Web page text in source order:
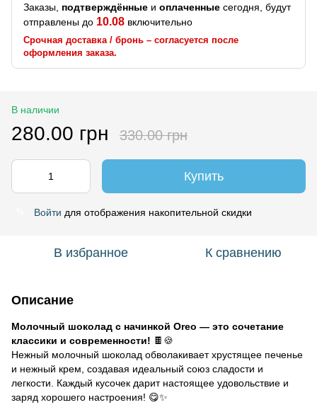
Заказы, подтверждённые и оплаченные сегодня, будут
отправлены до 10.08 включительно
Срочная доставка / бронь – согласуется после
оформления заказа.
В наличии
280.00 грн 330.00 грн
Купить
Войти для отображения накопительной скидки
В избранное К сравнению
Описание
Молочный шоколад с начинкой Oreo — это сочетание
классики и современности! 🍫🍪
Нежный молочный шоколад обволакивает хрустящее печенье
и нежный крем, создавая идеальный союз сладости и
легкости. Каждый кусочек дарит настоящее удовольствие и
заряд хорошего настроения! 😋✨